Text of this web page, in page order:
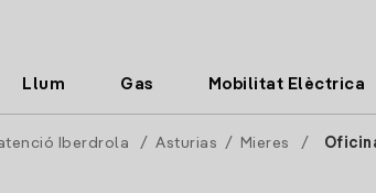
Llum Gas Mobilitat Elèctrica
Iberdrola / Asturias / Mieres /